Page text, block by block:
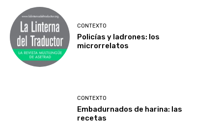
CONTEXTO
Policías y ladrones: los
microrrelatos
CONTEXTO
Embadurnados de harina: las
recetas